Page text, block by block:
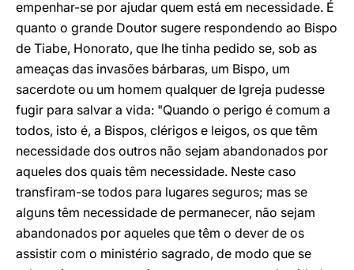
empenhar-se por ajudar quem está em necessidade. É
quanto o grande Doutor sugere respondendo ao Bispo
de Tiabe, Honorato, que lhe tinha pedido se, sob as
ameaças das invasões bárbaras, um Bispo, um
sacerdote ou um homem qualquer de Igreja pudesse
fugir para salvar a vida: "Quando o perigo é comum a
todos, isto é, a Bispos, clérigos e leigos, os que têm
necessidade dos outros não sejam abandonados por
aqueles dos quais têm necessidade. Neste caso
transfiram-se todos para lugares seguros; mas se
alguns têm necessidade de permanecer, não sejam
abandonados por aqueles que têm o dever de os
assistir com o ministério sagrado, de modo que se